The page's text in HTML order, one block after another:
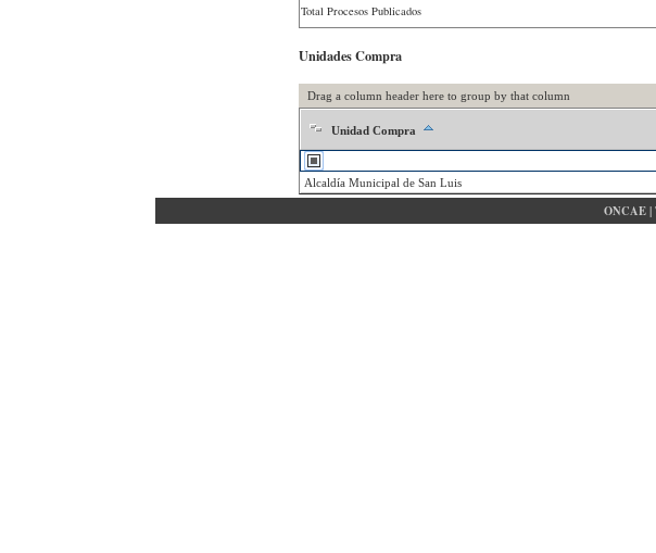
Total Procesos Publicados
Unidades Compra
Drag a column header here to group by that column
Unidad Compra
Alcaldía Municipal de San Luis
ONCAE |